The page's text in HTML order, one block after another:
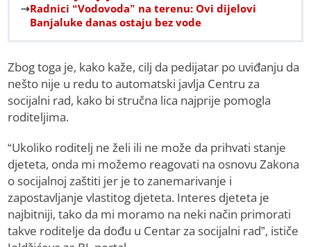
Radnici “Vodovoda” na terenu: Ovi dijelovi
Banjaluke danas ostaju bez vode
Zbog toga je, kako kaže, cilj da pedijatar po uviđanju da
nešto nije u redu to automatski javlja Centru za
socijalni rad, kako bi stručna lica najprije pomogla
roditeljima.
“Ukoliko roditelj ne želi ili ne može da prihvati stanje
djeteta, onda mi možemo reagovati na osnovu Zakona
o socijalnoj zaštiti jer je to zanemarivanje i
zapostavljanje vlastitog djeteta. Interes djeteta je
najbitniji, tako da mi moramo na neki način primorati
takve roditelje da dođu u Centar za socijalni rad”, ističe